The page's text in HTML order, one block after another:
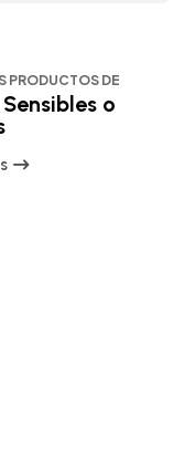
PRODUCTOS DE
o